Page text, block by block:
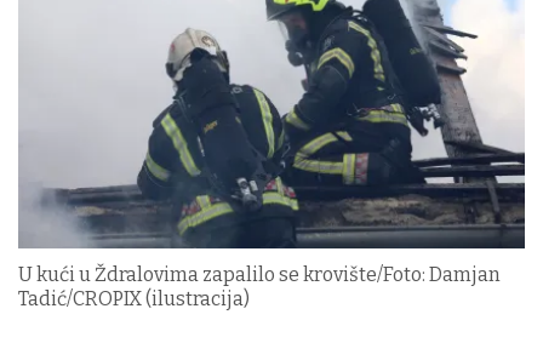
U kući u Ždralovima zapalilo se krovište/Foto: Damjan
Tadić/CROPIX (ilustracija)